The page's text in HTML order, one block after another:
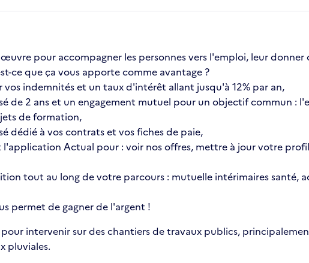
pour accompagner les personnes vers l'emploi, leur
ce que ça vous apporte comme avantage ?
vos indemnités et un taux d'intérêt allant jusqu'à 12% par an,
de 2 ans et un engagement mutuel pour un objectif commun :
de formation,
dédié à vos contrats et vos fiches de paie,
l'application Actual pour : voir nos offres, mettre à jour votre
tout au long de votre parcours : mutuelle intérimaires santé,
permet de gagner de l'argent !
intervenir sur des chantiers de travaux publics,
pluviales.